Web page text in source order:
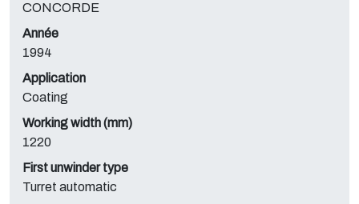
CONCORDE
Année
1994
Application
Coating
Working width (mm)
1220
First unwinder type
Turret automatic